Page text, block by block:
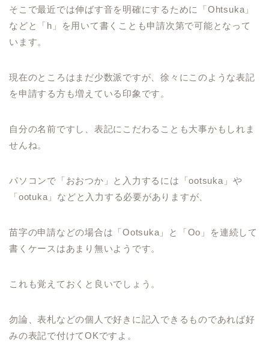
そこで最近では伸ばす音を明確にするために「Ohtsuka」
などと「h」を用いて書くことも申請次第で可能となって
います。
現在のところはまだ少数派ですが、徐々にこのような表記
を申請する方も増えている印象です。
自分の名前ですし、表記にこだわることも大事かもしれま
せんね。
パソコンで「おおつか」と入力するには「ootsuka」や
「ootuka」などと入力する必要がありますが、
苗字の申請などの場合は「Ootsuka」と「Oo」を連続して
書くケースはあまり無いようです。
これも覚えておくと良いでしょう。
勿論、表札などの個人で好きに記入できるものであれば好
みの表記で付けてOKですよ。